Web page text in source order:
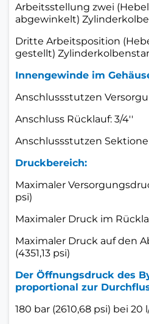
Arbeitsstellung zwei
abgewinkelt)
Dritte Arbeitsposition
gestellt)
Innengewinde im
Anschlussstutzen
Anschluss Rücklauf: 3/4''
Anschlussstutzen
Druckbereich:
Maximaler
psi)
Maximaler Druck im
Maximaler Druck auf den
(4351,13 psi)
Der Öffnungsdruck des
proportional zur
180 bar (2610,68 psi) bei 20